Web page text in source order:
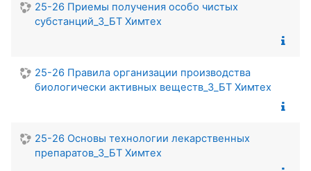
25-26 Приемы получения особо чистых
субстанций_3_БТ Химтех
25-26 Правила организации производства
биологически активных веществ_3_БТ Химтех
25-26 Основы технологии лекарственных
препаратов_3_БТ Химтех